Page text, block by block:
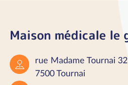
Maison médicale le
rue Madame Tournai 32
7500 Tournai